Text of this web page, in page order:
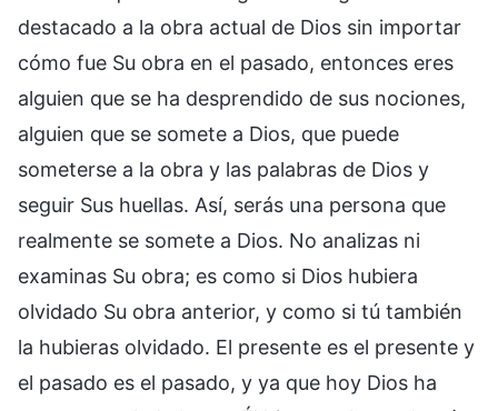
destacado a la obra actual de Dios sin importar
cómo fue Su obra en el pasado, entonces eres
alguien que se ha desprendido de sus nociones,
alguien que se somete a Dios, que puede
someterse a la obra y las palabras de Dios y
seguir Sus huellas. Así, serás una persona que
realmente se somete a Dios. No analizas ni
examinas Su obra; es como si Dios hubiera
olvidado Su obra anterior, y como si tú también
la hubieras olvidado. El presente es el presente y
el pasado es el pasado, y ya que hoy Dios ha